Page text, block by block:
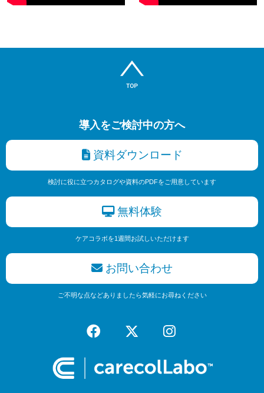
導入をご検討中の方へ
資料ダウンロード
検討に役に立つカタログや資料のPDFをご用意しています
無料体験
ケアコラボを1週間お試しいただけます
お問い合わせ
ご不明な点などありましたら気軽にお尋ねください